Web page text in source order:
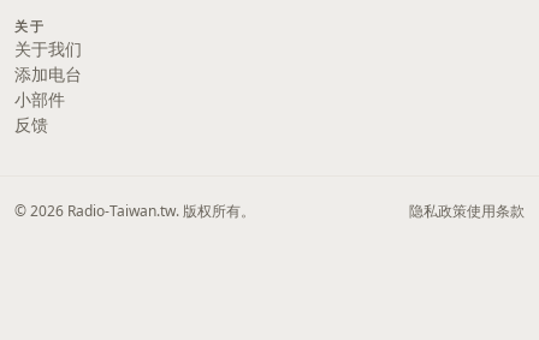
关于
关于我们
添加电台
小部件
反馈
© 2026 Radio-Taiwan.tw. 版权所有。 隐私政策使用条款